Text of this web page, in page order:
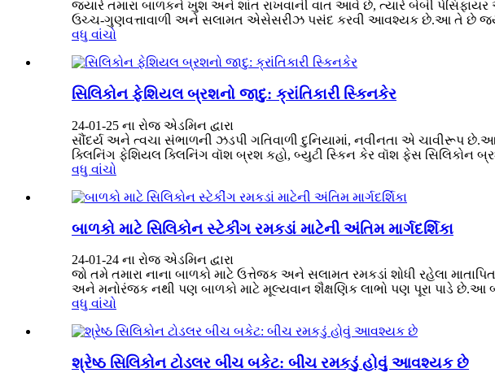
જ્યારે તમારા બાળકને ખુશ અને શાંત રાખવાની વાત આવે છે, ત્યારે બેબી પેસિફાયર
ઉચ્ચ-ગુણવત્તાવાળી અને સલામત એસેસરીઝ પસંદ કરવી આવશ્યક છે.આ તે છે
વધુ વાંચો
સિલિકોન ફેશિયલ બ્રશનો જાદુ: ક્રાંતિકારી સ્કિનકેર
24-01-25 ના રોજ એડમિન દ્વારા
સૌંદર્ય અને ત્વચા સંભાળની ઝડપી ગતિવાળી દુનિયામાં, નવીનતા એ ચાવીરૂપ
ક્લિનિંગ ફેશિયલ ક્લિનિંગ વૉશ બ્રશ કહો, બ્યુટી સ્કિન કેર વૉશ ફેસ સિલિકોન
વધુ વાંચો
બાળકો માટે સિલિકોન સ્ટેકીંગ રમકડાં માટેની અંતિમ માર્ગદર્શિકા
24-01-24 ના રોજ એડમિન દ્વારા
જો તમે તમારા નાના બાળકો માટે ઉત્તેજક અને સલામત રમકડાં શોધી રહેલા
અને મનોરંજક નથી પણ બાળકો માટે મૂલ્યવાન શૈક્ષણિક લાભો પણ પૂરા પાડે છે.આ
વધુ વાંચો
શ્રેષ્ઠ સિલિકોન ટોડલર બીચ બકેટ: બીચ રમકડું હોવું આવશ્યક છે